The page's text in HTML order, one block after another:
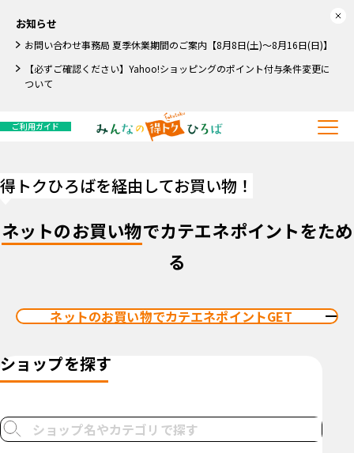
お知らせ
お問い合わせ事務局 夏季休業期間のご案内【8月8日(土)～8月16日(日)】
【必ずご確認ください】Yahoo!ショッピングのポイント付与条件変更に
ついて
ご利用ガイド
得トクひろばを経由してお買い物！
ネットのお買い物でカテエネポイントをため
る
ネットのお買い物でカテエネポイントGET
ショップを探す